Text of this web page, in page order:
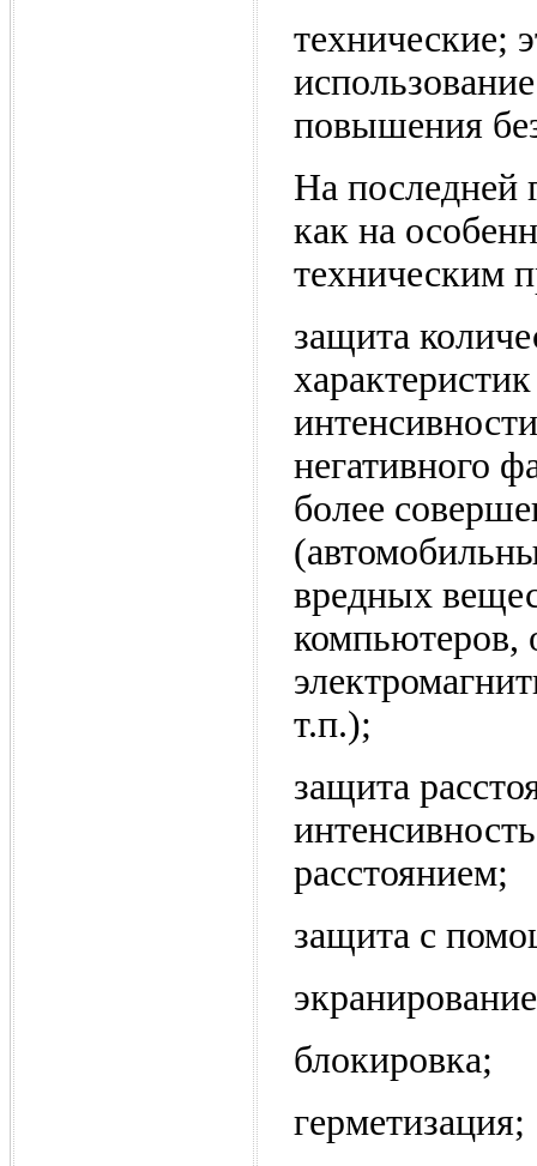
технические;
повышения
На последней
как на
техническим
защита
негативного
более
вредных
компьютеров,
т.п.);
защита
расстоянием;
защита с
блокировка;
герметизация;